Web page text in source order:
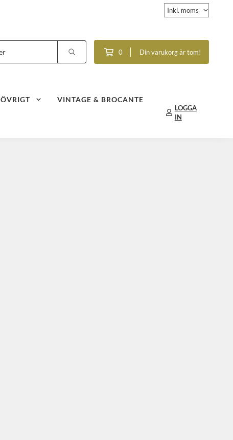
0 Din varukorg är tom!
ÖVRIGT VINTAGE & BROCANTE
LOGGA
IN